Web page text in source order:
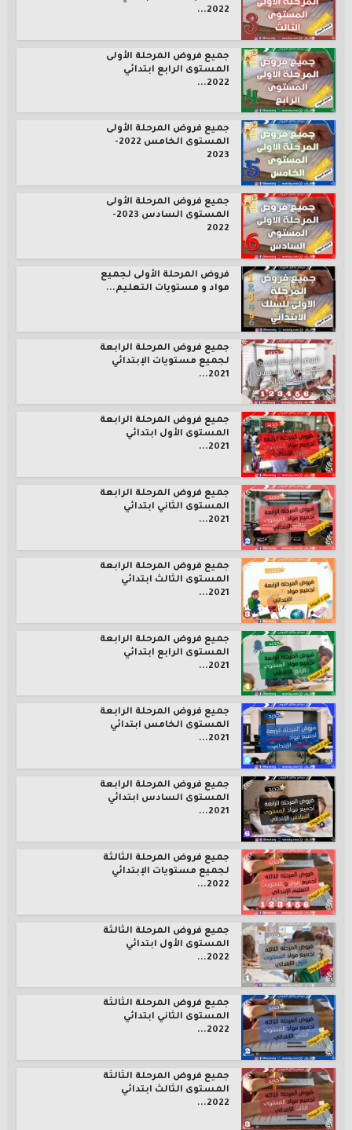
2022...
جميع فروض المرحلة الأولى
المستوى الرابع ابتدائي
2022...
جميع فروض المرحلة الأولى
المستوى الخامس 2022-
2023
جميع فروض المرحلة الأولى
المستوى السادس 2023-
2022
فروض المرحلة الأولى لجميع
مواد و مستويات التعليم...
جميع فروض المرحلة الرابعة
لجميع مستويات الإبتدائي
2021...
جميع فروض المرحلة الرابعة
المستوى الأول ابتدائي
2021...
جميع فروض المرحلة الرابعة
المستوى الثاني ابتدائي
2021...
جميع فروض المرحلة الرابعة
المستوى الثالث ابتدائي
2021...
جميع فروض المرحلة الرابعة
المستوى الرابع ابتدائي
2021...
جميع فروض المرحلة الرابعة
المستوى الخامس ابتدائي
2021...
جميع فروض المرحلة الرابعة
المستوى السادس ابتدائي
2021...
جميع فروض المرحلة الثالثة
لجميع مستويات الإبتدائي
2022...
جميع فروض المرحلة الثالثة
المستوى الأول ابتدائي
2022...
جميع فروض المرحلة الثالثة
المستوى الثاني ابتدائي
2022...
جميع فروض المرحلة الثالثة
المستوى الثالث ابتدائي
2022...